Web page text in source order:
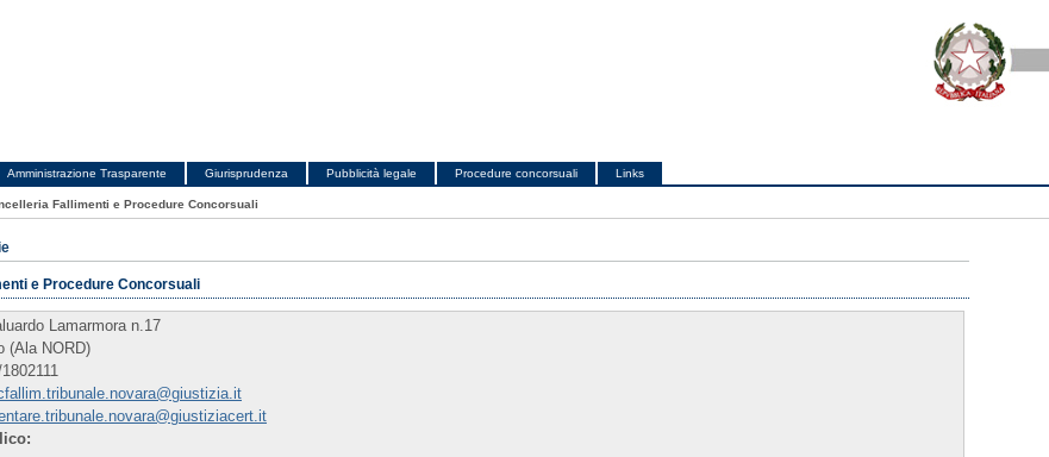
Amministrazione Trasparente Giurisprudenza Pubblicità legale Procedure concorsuali Links
Fallimenti e Procedure Concorsuali
e Procedure Concorsuali
Lamarmora n.17
(Ala NORD)